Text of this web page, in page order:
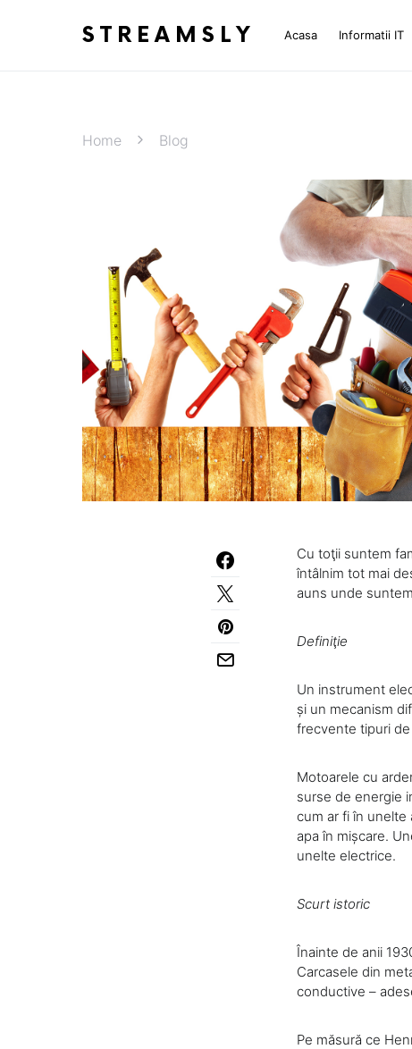
STREAMSLY Acasa Informatii IT
Home Blog
Cu toţii suntem
întâlnim tot mai
auns unde
Definiţie
Un instrument
și un mecanism
frecvente tipuri
Motoarele cu
surse de energie
cum ar fi în unelte
apa în mișcare.
unelte electrice.
Scurt istoric
Înainte de anii
Carcasele din
conductive –
Pe măsură ce